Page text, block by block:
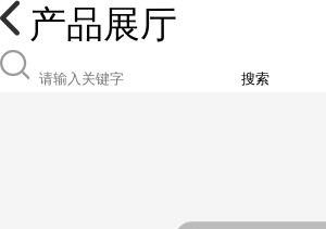
产品展厅
搜索